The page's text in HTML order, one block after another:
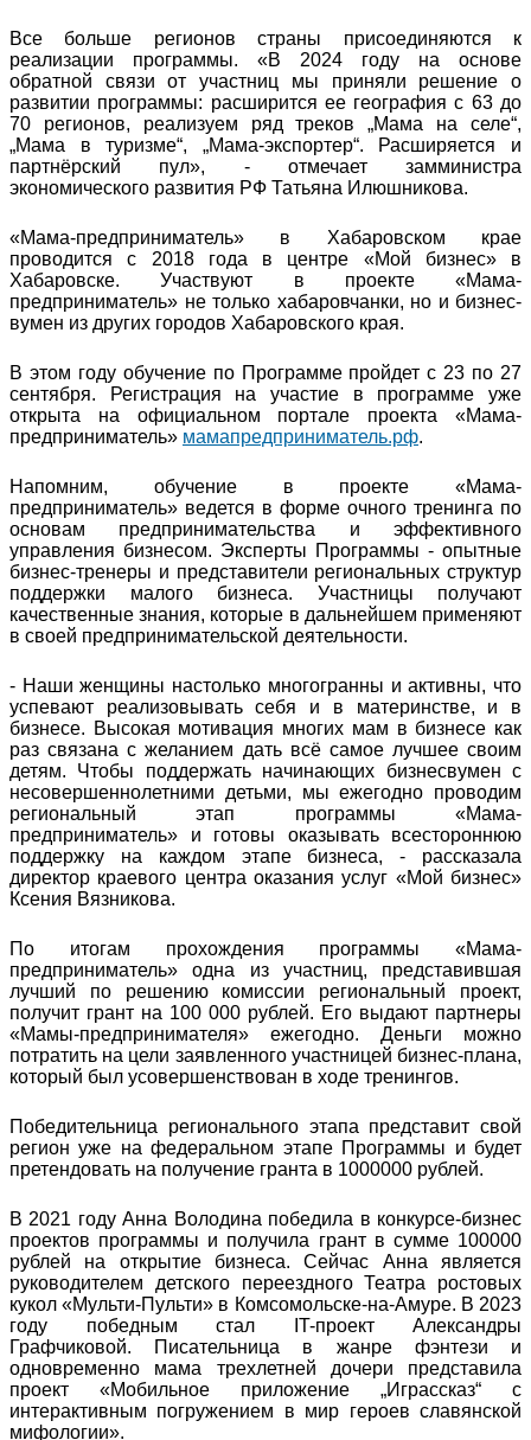
Все больше регионов страны присоединяются к
реализации программы. «В 2024 году на основе
обратной связи от участниц мы приняли решение о
развитии программы: расширится ее география с 63 до
70 регионов, реализуем ряд треков „Мама на селе“,
„Мама в туризме“, „Мама-экспортер“. Расширяется и
партнёрский пул», - отмечает замминистра
экономического развития РФ Татьяна Илюшникова.
«Мама-предприниматель» в Хабаровском крае
проводится с 2018 года в центре «Мой бизнес» в
Хабаровске. Участвуют в проекте «Мама-
предприниматель» не только хабаровчанки, но и бизнес-
вумен из других городов Хабаровского края.
В этом году обучение по Программе пройдет с 23 по 27
сентября. Регистрация на участие в программе уже
открыта на официальном портале проекта «Мама-
предприниматель» мамапредприниматель.рф.
Напомним, обучение в проекте «Мама-
предприниматель» ведется в форме очного тренинга по
основам предпринимательства и эффективного
управления бизнесом. Эксперты Программы - опытные
бизнес-тренеры и представители региональных структур
поддержки малого бизнеса. Участницы получают
качественные знания, которые в дальнейшем применяют
в своей предпринимательской деятельности.
- Наши женщины настолько многогранны и активны, что
успевают реализовывать себя и в материнстве, и в
бизнесе. Высокая мотивация многих мам в бизнесе как
раз связана с желанием дать всё самое лучшее своим
детям. Чтобы поддержать начинающих бизнесвумен с
несовершеннолетними детьми, мы ежегодно проводим
региональный этап программы «Мама-
предприниматель» и готовы оказывать всестороннюю
поддержку на каждом этапе бизнеса, - рассказала
директор краевого центра оказания услуг «Мой бизнес»
Ксения Вязникова.
По итогам прохождения программы «Мама-
предприниматель» одна из участниц, представившая
лучший по решению комиссии региональный проект,
получит грант на 100 000 рублей. Его выдают партнеры
«Мамы-предпринимателя» ежегодно. Деньги можно
потратить на цели заявленного участницей бизнес-плана,
который был усовершенствован в ходе тренингов.
Победительница регионального этапа представит свой
регион уже на федеральном этапе Программы и будет
претендовать на получение гранта в 1000000 рублей.
В 2021 году Анна Володина победила в конкурсе-бизнес
проектов программы и получила грант в сумме 100000
рублей на открытие бизнеса. Сейчас Анна является
руководителем детского переездного Театра ростовых
кукол «Мульти-Пульти» в Комсомольске-на-Амуре. В 2023
году победным стал IT-проект Александры
Графчиковой. Писательница в жанре фэнтези и
одновременно мама трехлетней дочери представила
проект «Мобильное приложение „Играссказ“ с
интерактивным погружением в мир героев славянской
мифологии».